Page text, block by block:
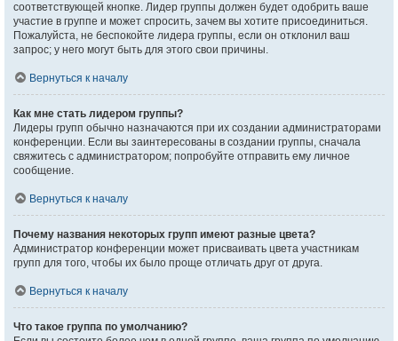
соответствующей кнопке. Лидер группы должен будет одобрить ваше
участие в группе и может спросить, зачем вы хотите присоединиться.
Пожалуйста, не беспокойте лидера группы, если он отклонил ваш
запрос; у него могут быть для этого свои причины.
Вернуться к началу
Как мне стать лидером группы?
Лидеры групп обычно назначаются при их создании администраторами
конференции. Если вы заинтересованы в создании группы, сначала
свяжитесь с администратором; попробуйте отправить ему личное
сообщение.
Вернуться к началу
Почему названия некоторых групп имеют разные цвета?
Администратор конференции может присваивать цвета участникам
групп для того, чтобы их было проще отличать друг от друга.
Вернуться к началу
Что такое группа по умолчанию?